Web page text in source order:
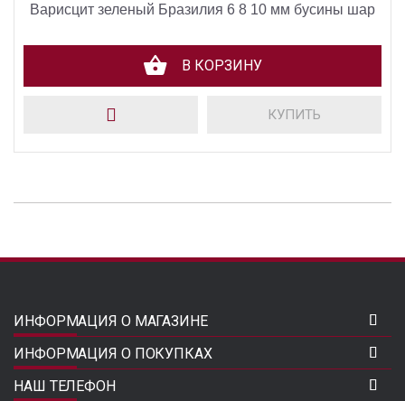
Варисцит зеленый Бразилия 6 8 10 мм бусины шар
В КОРЗИНУ
КУПИТЬ
ИНФОРМАЦИЯ О МАГАЗИНЕ
ИНФОРМАЦИЯ О ПОКУПКАХ
НАШ ТЕЛЕФОН